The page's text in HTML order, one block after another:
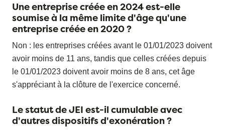
Une entreprise créée en 2024 est-elle
soumise à la même limite d'âge qu'une
entreprise créée en 2020 ?
Non : les entreprises créées avant le 01/01/2023 doivent
avoir moins de 11 ans, tandis que celles créées depuis
le 01/01/2023 doivent avoir moins de 8 ans, cet âge
s'appréciant à la clôture de l'exercice concerné.
Le statut de JEI est-il cumulable avec
d'autres dispositifs d'exonération ?